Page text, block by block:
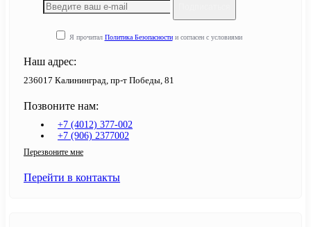
Я прочитал Политика Безопасностии согласен с условиями
Наш адрес:
236017 Калининград,​ пр-т Победы, 81
Позвоните нам:
+7 (4012) 377-002
+7 (906) 2377002
Перезвоните мне
Перейти в контакты